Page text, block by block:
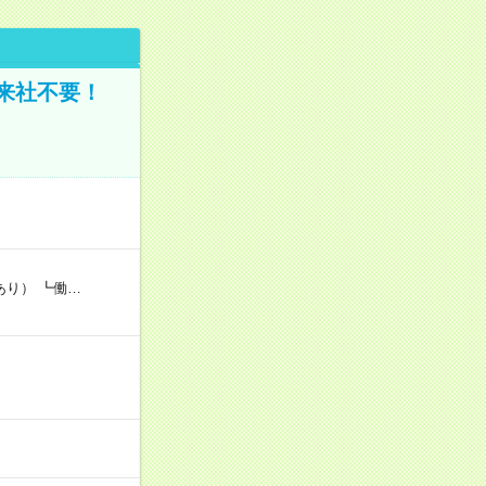
社不要！
り） ┗働…